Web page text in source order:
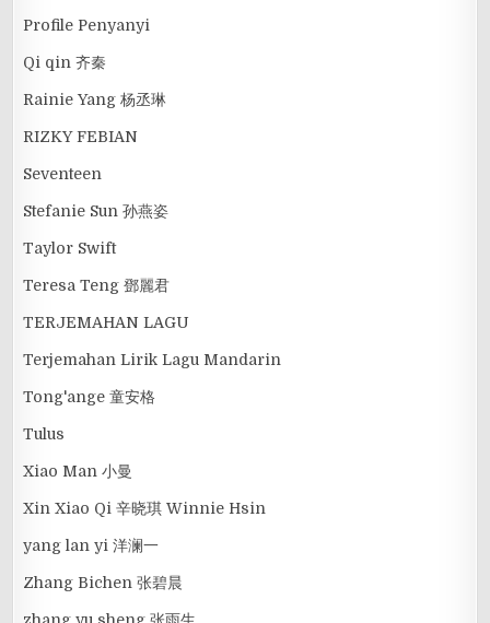
Profile Penyanyi
Qi qin 齐秦
Rainie Yang 杨丞琳
RIZKY FEBIAN
Seventeen
Stefanie Sun 孙燕姿
Taylor Swift
Teresa Teng 鄧麗君
TERJEMAHAN LAGU
Terjemahan Lirik Lagu Mandarin
Tong'ange 童安格
Tulus
Xiao Man 小曼
Xin Xiao Qi 辛晓琪 Winnie Hsin
yang lan yi 洋澜一
Zhang Bichen 张碧晨